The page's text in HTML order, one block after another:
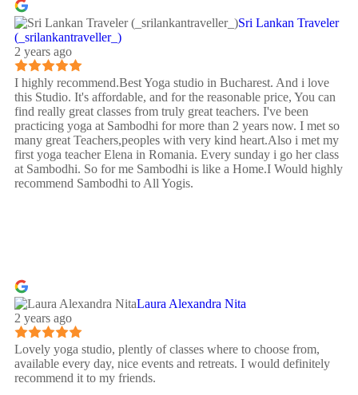
Sri Lankan Traveler
(_srilankantraveller_)
2 years ago
I highly recommend.Best Yoga studio in Bucharest. And i love
this Studio. It's affordable, and for the reasonable price, You can
find really great classes from truly great teachers. I've been
practicing yoga at Sambodhi for more than 2 years now. I met so
many great Teachers,peoples with very kind heart.Also i met my
first yoga teacher Elena in Romania. Every sunday i go her class
at Sambodhi. So for me Sambodhi is like a Home.I Would highly
recommend Sambodhi to All Yogis.
Laura Alexandra Nita
2 years ago
Lovely yoga studio, plently of classes where to choose from,
available every day, nice events and retreats. I would definitely
recommend it to my friends.